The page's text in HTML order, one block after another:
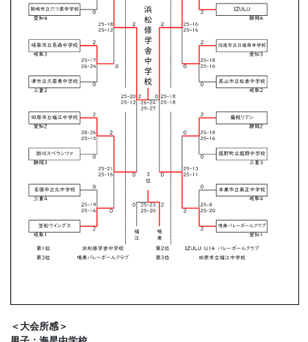
＜大会所感＞